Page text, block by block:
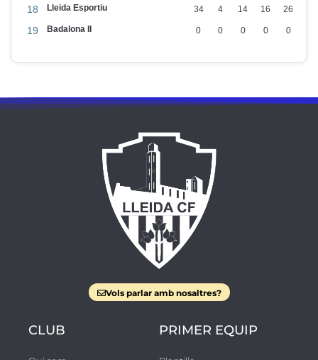
18 Lleida Esportiu 34 4 14 16 26
19 Badalona II 0 0 0 0 0
Vols parlar amb nosaltres?
CLUB PRIMER EQUIP